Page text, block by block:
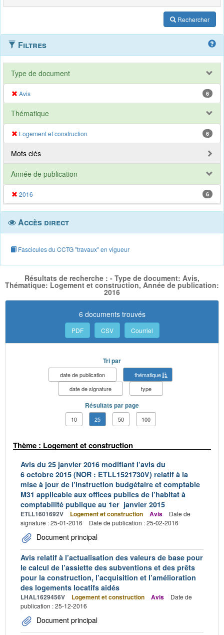
Rechercher
Filtres
Type de document
Avis 6
Thématique
Logement et construction 6
Mots clés
Année de publication
2016 6
Accès direct
Fascicules du CCTG "travaux" en vigueur
Résultats de recherche : - Type de document: Avis,
Thématique: Logement et construction, Année de publication:
2016
6 documents trouvés
PDF CSV Courriel
Tri par
date de publication
thématique
date de signature
type
Résultats par page
10 25 50 100
Thème : Logement et construction
Avis du 25 janvier 2016 modifiant l’avis du
6 octobre 2015 (NOR : ETLL1521730V) relatif à la
mise à jour de l’instruction budgétaire et comptable
M31 applicable aux offices publics de l’habitat à
comptabilité publique au 1er janvier 2015
ETLL1601692V Logement et construction Avis
Date de
signature : 25-01-2016
Date de publication : 25-02-2016
Document principal
Avis relatif à l’actualisation des valeurs de base pour
le calcul de l’assiette des subventions et des prêts
pour la construction, l’acquisition et l’amélioration
des logements locatifs aidés
LHAL1629456V Logement et construction Avis
Date de
publication : 25-12-2016
Document principal